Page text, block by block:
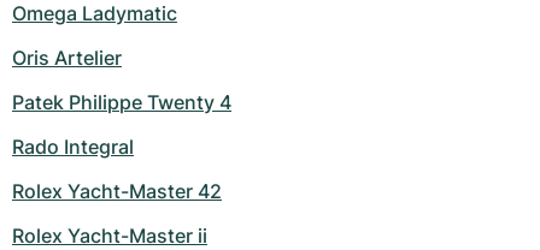
Omega Ladymatic
Oris Artelier
Patek Philippe Twenty 4
Rado Integral
Rolex Yacht-Master 42
Rolex Yacht-Master ii